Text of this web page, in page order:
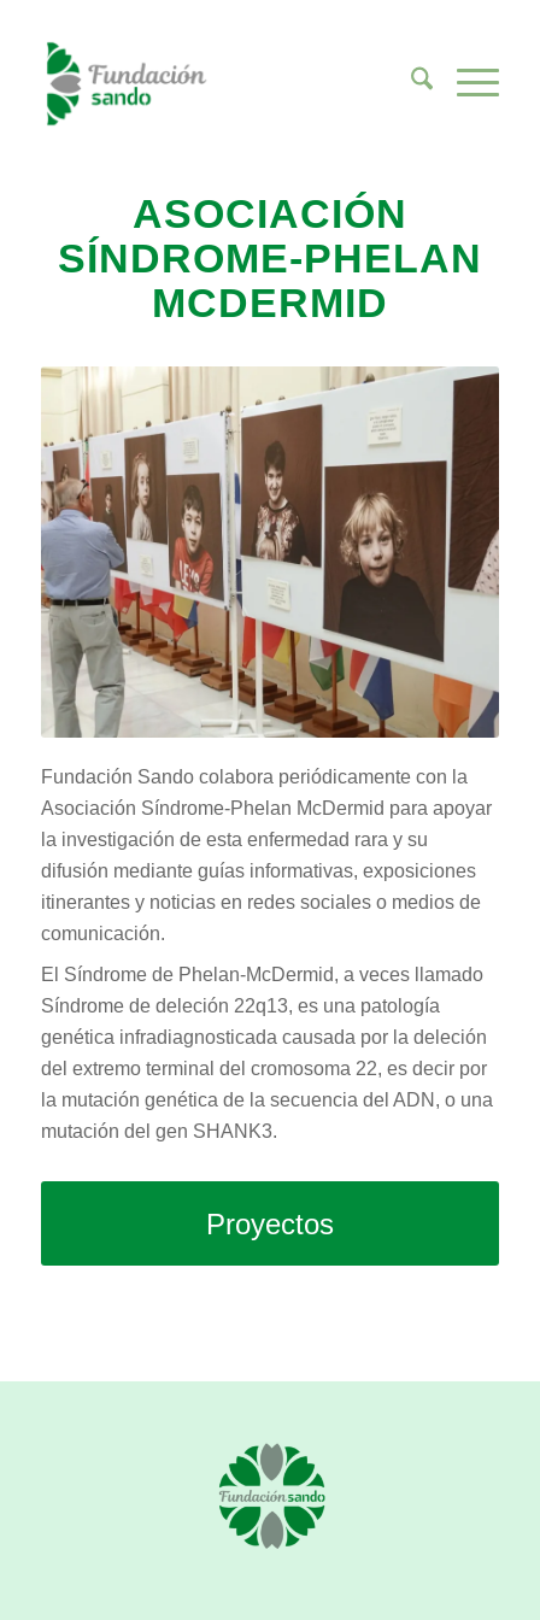
ASOCIACIÓN
SÍNDROME-PHELAN
MCDERMID
Fundación Sando colabora periódicamente con la
Asociación Síndrome-Phelan McDermid para apoyar
la investigación de esta enfermedad rara y su
difusión mediante guías informativas, exposiciones
itinerantes y noticias en redes sociales o medios de
comunicación.
El Síndrome de Phelan-McDermid, a veces llamado
Síndrome de deleción 22q13, es una patología
genética infradiagnosticada causada por la deleción
del extremo terminal del cromosoma 22, es decir por
la mutación genética de la secuencia del ADN, o una
mutación del gen SHANK3.
Proyectos